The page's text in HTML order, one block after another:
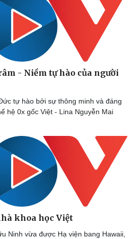
Podcast
Đọc truyện đêm khuya
Cửa sổ tình yêu
- Niềm tự hào của người
tự hào bởi sự thông minh và đáng
hệ 0x gốc Việt - Lina Nguyễn Mai
khoa học Việt
Ninh vừa được Hạ viện bang Hawaii,